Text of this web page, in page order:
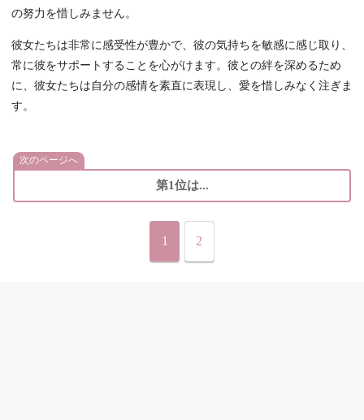
の努力を惜しみません。
彼女たちは非常に感受性が豊かで、彼の気持ちを敏感に感じ取り、
常に彼をサポートすることを心がけます。彼との絆を深めるため
に、彼女たちは自分の感情を素直に表現し、愛を惜しみなく注ぎま
す。
次のページへ
第1位は...
1 2